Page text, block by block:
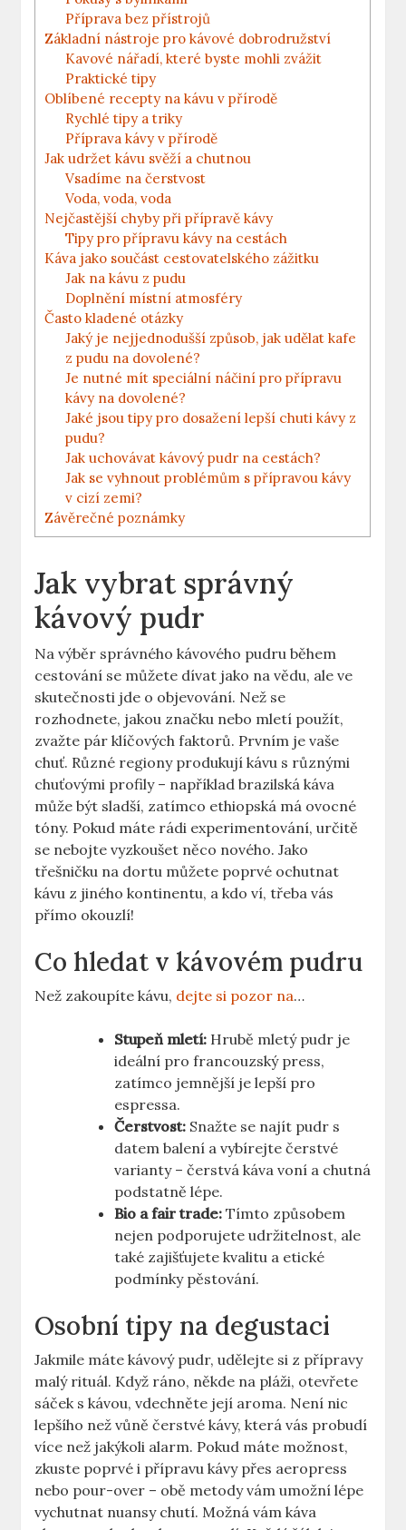
Příprava bez přístrojů
Základní nástroje pro kávové dobrodružství
Kavové nářadí, které byste mohli zvážit
Praktické tipy
Oblíbené recepty na kávu v přírodě
Rychlé tipy a triky
Příprava kávy v přírodě
Jak udržet kávu svěží a chutnou
Vsadíme na čerstvost
Voda, voda, voda
Nejčastější chyby při přípravě kávy
Tipy pro přípravu kávy na cestách
Káva jako součást cestovatelského zážitku
Jak na kávu z pudu
Doplnění místní atmosféry
Často kladené otázky
Jaký je nejjednodušší způsob, jak udělat kafe
z pudu na dovolené?
Je nutné mít speciální náčiní pro přípravu
kávy na dovolené?
Jaké jsou tipy pro dosažení lepší chuti kávy z
pudu?
Jak uchovávat kávový pudr na cestách?
Jak se vyhnout problémům s přípravou kávy
v cizí zemi?
Závěrečné poznámky
Jak vybrat správný
kávový pudr
Na výběr správného kávového pudru během
cestování se můžete dívat jako na vědu, ale ve
skutečnosti jde o objevování. Než se
rozhodnete, jakou značku nebo mletí použít,
zvažte pár klíčových faktorů. Prvním je vaše
chuť. Různé regiony produkují kávu s různými
chuťovými profily – například brazilská káva
může být sladší, zatímco ethiopská má ovocné
tóny. Pokud máte rádi experimentování, určitě
se nebojte vyzkoušet něco nového. Jako
třešničku na dortu můžete poprvé ochutnat
kávu z jiného kontinentu, a kdo ví, třeba vás
přímo okouzlí!
Co hledat v kávovém pudru
Než zakoupíte kávu, dejte si pozor na…
Stupeň mletí: Hrubě mletý pudr je
ideální pro francouzský press,
zatímco jemnější je lepší pro
espressa.
Čerstvost: Snažte se najít pudr s
datem balení a vybírejte čerstvé
varianty – čerstvá káva voní a chutná
podstatně lépe.
Bio a fair trade: Tímto způsobem
nejen podporujete udržitelnost, ale
také zajišťujete kvalitu a etické
podmínky pěstování.
Osobní tipy na degustaci
Jakmile máte kávový pudr, udělejte si z přípravy
malý rituál. Když ráno, někde na pláži, otevřete
sáček s kávou, vdechněte její aroma. Není nic
lepšího než vůně čerstvé kávy, která vás probudí
více než jakýkoli alarm. Pokud máte možnost,
zkuste poprvé i přípravu kávy přes aeropress
nebo pour-over – obě metody vám umožní lépe
vychutnat nuansy chutí. Možná vám káva